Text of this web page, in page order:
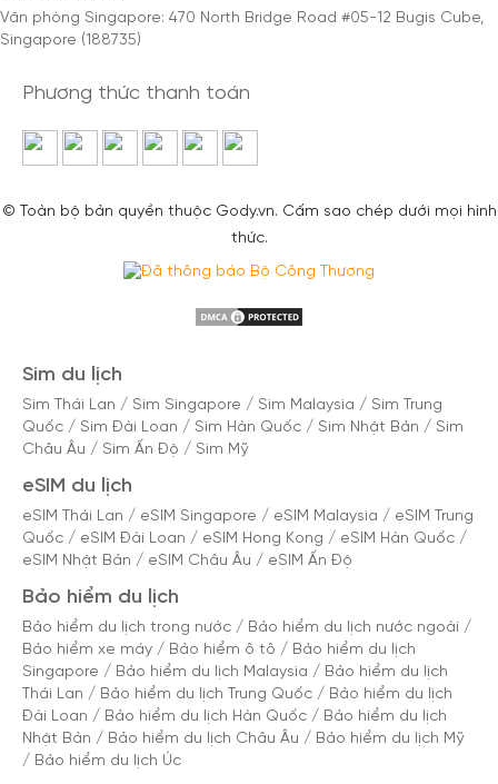
Văn phòng Singapore: 470 North Bridge Road #05-12 Bugis Cube,
Singapore (188735)
Phương thức thanh toán
© Toàn bộ bản quyền thuộc Gody.vn. Cấm sao chép dưới mọi hình
thức.
Sim du lịch
Sim Thái Lan / Sim Singapore / Sim Malaysia / Sim Trung
Quốc / Sim Đài Loan / Sim Hàn Quốc / Sim Nhật Bản / Sim
Châu Âu / Sim Ấn Độ / Sim Mỹ
eSIM du lịch
eSIM Thái Lan / eSIM Singapore / eSIM Malaysia / eSIM Trung
Quốc / eSIM Đài Loan / eSIM Hong Kong / eSIM Hàn Quốc /
eSIM Nhật Bản / eSIM Châu Âu / eSIM Ấn Độ
Bảo hiểm du lịch
Bảo hiểm du lịch trong nước / Bảo hiểm du lịch nước ngoài /
Bảo hiểm xe máy / Bảo hiểm ô tô / Bảo hiểm du lịch
Singapore / Bảo hiểm du lịch Malaysia / Bảo hiểm du lịch
Thái Lan / Bảo hiểm du lịch Trung Quốc / Bảo hiểm du lịch
Đài Loan / Bảo hiểm du lịch Hàn Quốc / Bảo hiểm du lịch
Nhật Bản / Bảo hiểm du lịch Châu Âu / Bảo hiểm du lịch Mỹ
/ Bảo hiểm du lịch Úc